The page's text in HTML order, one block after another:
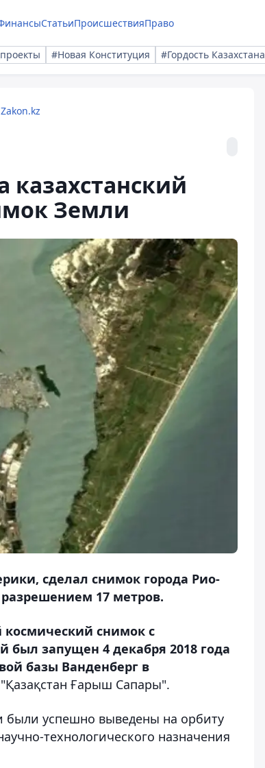
СтатьиПроисшествияПраво
#Новая Конституция #Гордость Казахстана
Земли
сделал снимок города Рио-
17 метров.
космический снимок с
был запущен 4 декабря 2018 года
базы Ванденберг в
Ғарыш Сапары".
были успешно выведены на орбиту
технологического назначения